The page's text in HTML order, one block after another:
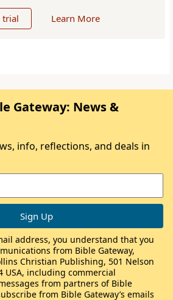
trial Learn More
Gateway: News &
info, reflections, and deals in
address, you understand that you
from Bible Gateway,
Christian Publishing, 501 Nelson
USA, including commercial
from partners of Bible
from Bible Gateway’s emails